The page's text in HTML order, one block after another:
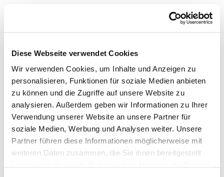
Diese Webseite verwendet Cookies
Wir verwenden Cookies, um Inhalte und Anzeigen zu
personalisieren, Funktionen für soziale Medien anbieten
zu können und die Zugriffe auf unsere Website zu
analysieren. Außerdem geben wir Informationen zu Ihrer
Verwendung unserer Website an unsere Partner für
soziale Medien, Werbung und Analysen weiter. Unsere
Partner führen diese Informationen möglicherweise mit
weiteren Daten zusammen, die Sie ihnen bereitgestellt